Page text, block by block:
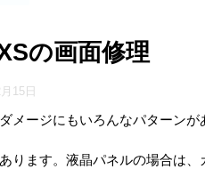
の画面修理
15日
メージにもいろんなパターン
ります。液晶パネルの場合は